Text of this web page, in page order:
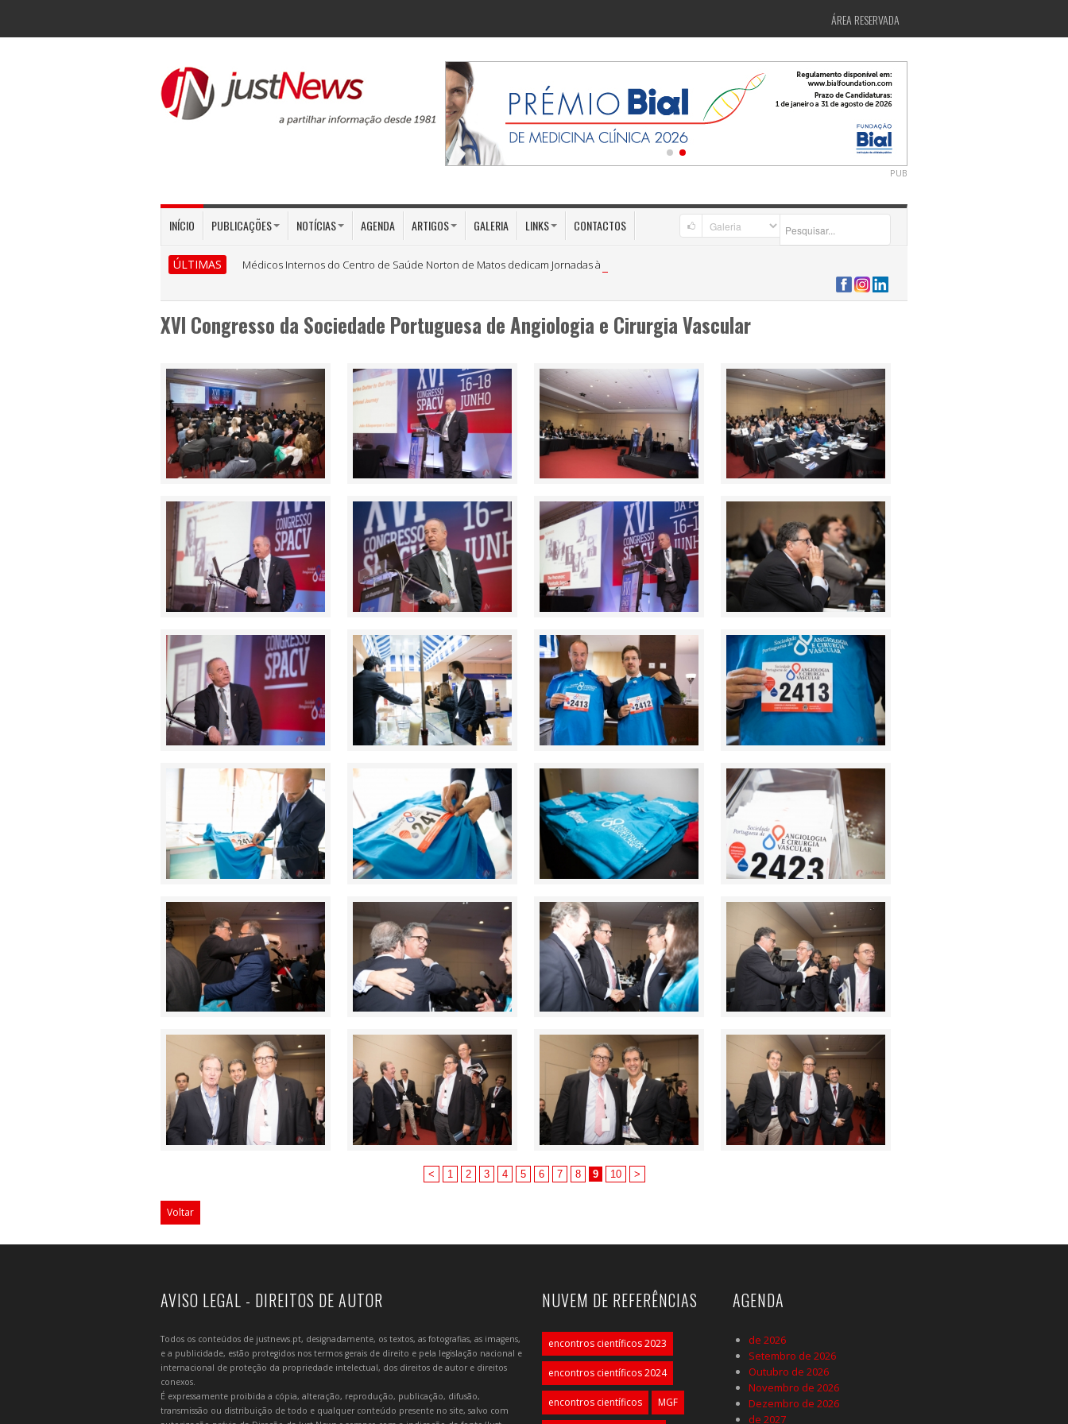
ÁREA RESERVADA
PUB
INÍCIO PUBLICAÇÕES NOTÍCIAS AGENDA ARTIGOS GALERIA LINKS CONTACTOS
ÚLTIMAS Médicos Internos do Centro de Saúde Norton de Matos dedicam Jornadas à «Medicina Preventiva»
XVI Congresso da Sociedade Portuguesa de Angiologia e Cirurgia Vascular
< 1 2 3 4 5 6 7 8 9 10 >
Voltar
AVISO LEGAL - DIREITOS DE AUTOR
Todos os conteúdos de justnews.pt, designadamente, os textos, as fotografias, as imagens,
e a publicidade, estão protegidos nos termos gerais de direito e pela legislação nacional e
internacional de proteção da propriedade intelectual, dos direitos de autor e direitos
conexos.
É expressamente proibida a cópia, alteração, reprodução, publicação, difusão,
transmissão ou distribuição de todo e qualquer conteúdo presente no site, salvo com
NUVEM DE REFERÊNCIAS
encontros científicos 2023
encontros científicos 2024
encontros científicos MGF
AGENDA
de 2026
Setembro de 2026
Outubro de 2026
Novembro de 2026
Dezembro de 2026
de 2027